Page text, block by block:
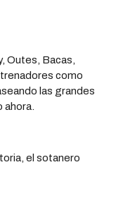
Outes, Bacas,
como
las grandes
el sotanero